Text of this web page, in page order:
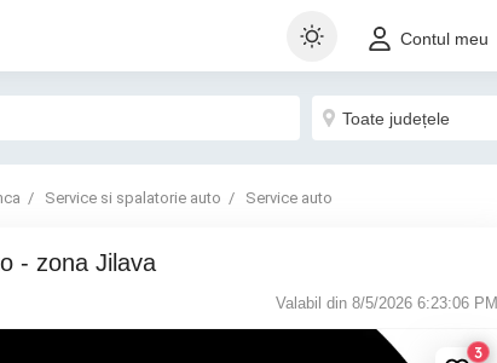
Contul meu
Service si spalatorie auto Service auto
- zona Jilava
Valabil din 8/5/2026 6:23:06 PM
3